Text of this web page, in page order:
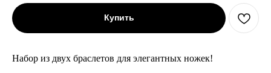
Купить
Набор из двух браслетов для элегантных ножек!